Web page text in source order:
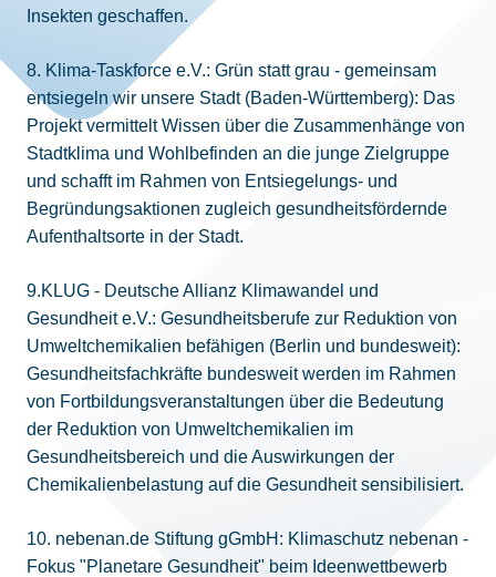
Insekten geschaffen.
8. Klima-Taskforce e.V.: Grün statt grau - gemeinsam
entsiegeln wir unsere Stadt (Baden-Württemberg): Das
Projekt vermittelt Wissen über die Zusammenhänge von
Stadtklima und Wohlbefinden an die junge Zielgruppe
und schafft im Rahmen von Entsiegelungs- und
Begründungsaktionen zugleich gesundheitsfördernde
Aufenthaltsorte in der Stadt.
9.KLUG - Deutsche Allianz Klimawandel und
Gesundheit e.V.: Gesundheitsberufe zur Reduktion von
Umweltchemikalien befähigen (Berlin und bundesweit):
Gesundheitsfachkräfte bundesweit werden im Rahmen
von Fortbildungsveranstaltungen über die Bedeutung
der Reduktion von Umweltchemikalien im
Gesundheitsbereich und die Auswirkungen der
Chemikalienbelastung auf die Gesundheit sensibilisiert.
10. nebenan.de Stiftung gGmbH: Klimaschutz nebenan -
Fokus "Planetare Gesundheit" beim Ideenwettbewerb